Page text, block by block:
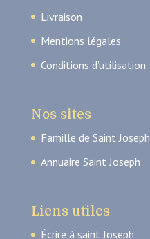
Livraison
Mentions légales
Conditions d’utilisation
Nos sites
Famille de Saint Joseph
Annuaire Saint Joseph
Liens utiles
Écrire à saint Joseph